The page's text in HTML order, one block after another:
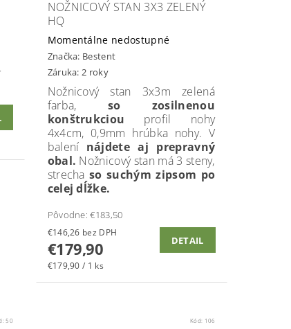
NOŽNICOVÝ STAN 3X3 ZELENÝ
HQ
Momentálne nedostupné
Značka: Bestent
Záruka: 2 roky
Nožnicový stan 3x3m zelená
farba, so zosilnenou
konštrukciou profil nohy
4x4cm, 0,9mm hrúbka nohy. V
balení nájdete aj prepravný
obal. Nožnicový stan má 3 steny,
strechaso suchým zipsom po
celej dĺžke.
Pôvodne:€183,50
€146,26 bez DPH
€179,90
€179,90 / 1 ks
DETAIL
50 Kód: 106